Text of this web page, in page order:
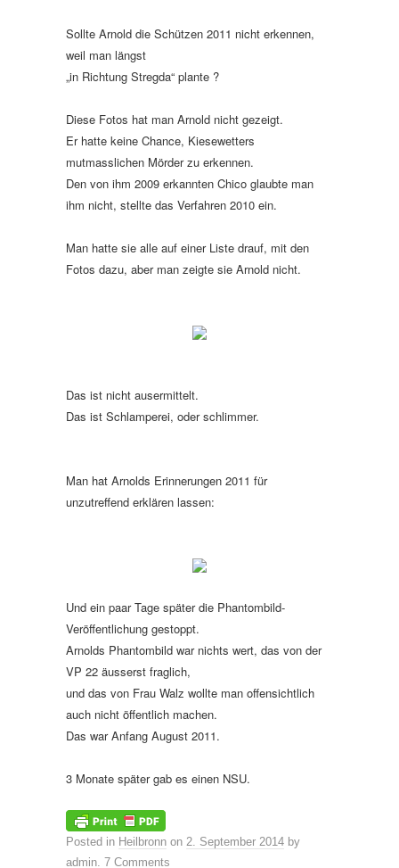
Sollte Arnold die Schützen 2011 nicht erkennen,
weil man längst
„in Richtung Stregda“ plante ?
Diese Fotos hat man Arnold nicht gezeigt.
Er hatte keine Chance, Kiesewetters
mutmasslichen Mörder zu erkennen.
Den von ihm 2009 erkannten Chico glaubte man
ihm nicht, stellte das Verfahren 2010 ein.
Man hatte sie alle auf einer Liste drauf, mit den
Fotos dazu, aber man zeigte sie Arnold nicht.
Das ist nicht ausermittelt.
Das ist Schlamperei, oder schlimmer.
Man hat Arnolds Erinnerungen 2011 für
unzutreffend erklären lassen:
Und ein paar Tage später die Phantombild-
Veröffentlichung gestoppt.
Arnolds Phantombild war nichts wert, das von der
VP 22 äusserst fraglich,
und das von Frau Walz wollte man offensichtlich
auch nicht öffentlich machen.
Das war Anfang August 2011.
3 Monate später gab es einen NSU.
Posted in Heilbronn on 2. September 2014 by
admin 7 Comments